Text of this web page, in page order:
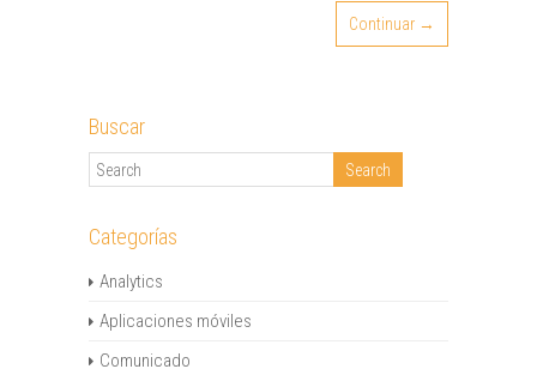
Continuar →
Buscar
Categorías
Analytics
Aplicaciones móviles
Comunicado